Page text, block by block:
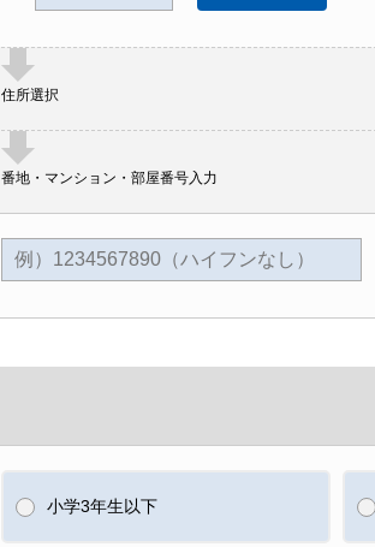
住所選択
番地・マンション・部屋番号入力
小学3年生以下